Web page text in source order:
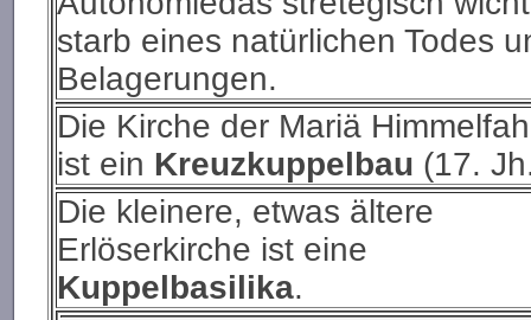
starb eines natürlichen Todes
Belagerungen.
Die Kirche der Mariä
ist ein Kreuzkuppelbau (17.
Die kleinere, etwas ältere
Erlöserkirche ist eine
Kuppelbasilika.